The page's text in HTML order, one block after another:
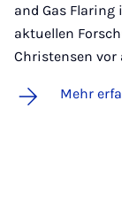
and Gas Flaring
aktuellen
Christensen vor
Mehr